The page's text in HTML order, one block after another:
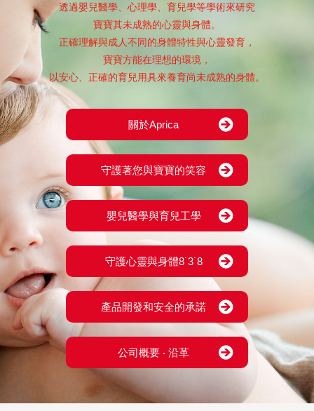
透過嬰兒醫學、心理學、育兒學等學術來研究
寶寶其未成熟的心靈與身體。
正確理解與成人不同的身體特性與心靈發育，
寶寶方能在理想的環境，
以安心、正確的育兒用具來養育尚未成熟的身體。
關於Aprica
守護著您與寶寶的笑容
嬰兒醫學與育兒工學
守護心靈與身體8˙3˙8
產品開發和安全的承諾
公司概要 ‧ 沿革